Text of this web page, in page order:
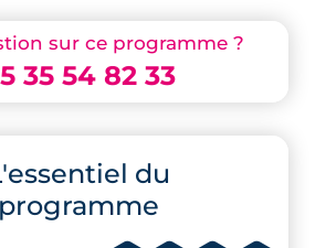
sur ce programme ?
35 54 82 33
du
programme